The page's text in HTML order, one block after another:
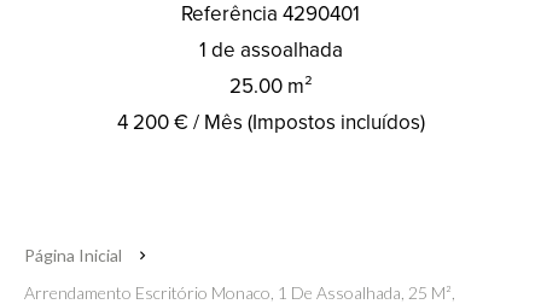
Referência 4290401
1 de assoalhada
25.00m²
4 200 € / Mês (Impostos incluídos)
Página Inicial
Arrendamento Escritório Monaco, 1 De Assoalhada, 25 M²,